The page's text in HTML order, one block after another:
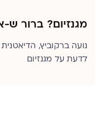
מגנזיום? ברור
נועה ברקוביץ,
לדעת על מגנזיום